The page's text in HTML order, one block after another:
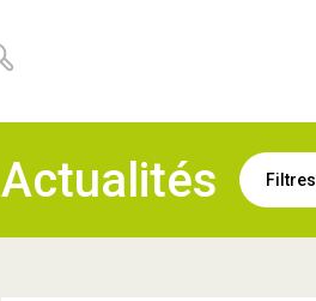
Actualités Filtres